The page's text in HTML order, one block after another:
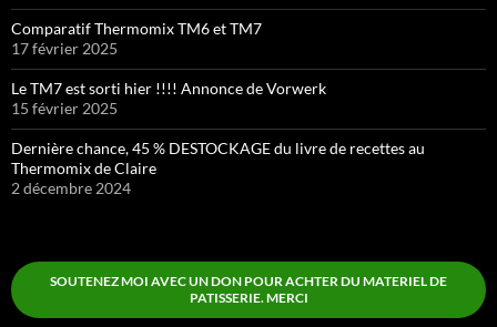
Comparatif Thermomix TM6 et TM7
17 février 2025
Le TM7 est sorti hier !!!! Annonce de Vorwerk
15 février 2025
Dernière chance, 45 % DESTOCKAGE du livre de recettes au
Thermomix de Claire
2 décembre 2024
SOUTENEZ MOI AVEC UN DON POUR ACHTER DU MATERIEL DE
PATISSERIE. MERCI